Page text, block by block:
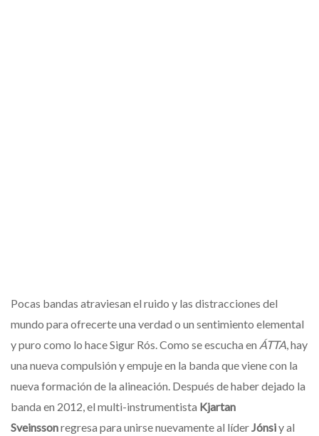
Pocas bandas atraviesan el ruido y las distracciones del
mundo para ofrecerte una verdad o un sentimiento elemental
y puro como lo hace Sigur Rós. Como se escucha en ÁTTA , hay
una nueva compulsión y empuje en la banda que viene con la
nueva formación de la alineación. Después de haber dejado la
banda en 2012, el multi-instrumentista Kjartan
Sveinssonregresa para unirse nuevamente al líder Jónsiy al